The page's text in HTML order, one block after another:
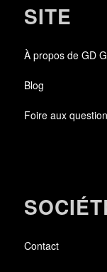
SITE
À propos de GD
Blog
Foire aux
Contact